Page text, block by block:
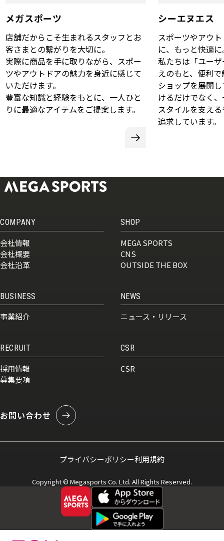
メガスポーツ
店舗だからこそ生まれるスタッフとお
客さまとの繋がりを大切に。
実際に商品を手に取りながら、スポー
ツやアウトドアの魅力を身近に感じて
いただけます。
豊富な知識と経験をもとに、一人ひと
りに最適なアイテムをご提案します。
シーエヌエス
スポーツやアウ
に、もっと快適
私たちは「ユー
えのもと、便利
ショップを展開
けるだけでなく
スタイルを支え
追求しています。
COMPANY
会社情報
会社概要
会社沿革
BUSINESS
事業紹介
SHOP
MEGA SPORTS
CNS
OUTSIDE THE BOX
NEWS
ニュース・リリース
RECRUIT
採用情報
募集要項
CSR
CSR
お問い合わせ
プライバシーポリシー利用規約
Copyright © Megasports Co. Ltd. All Rights Reserved.